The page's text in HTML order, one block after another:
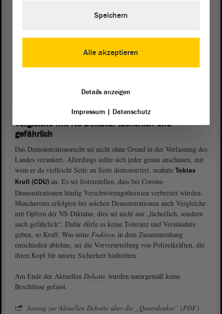
keine Verschärfung des Versammlungsrechts, sondern eine andere
Landesregierungendlich dafür sorgen, dass die Menschen die seit
Monaten an der Destabilisierung des Landes arbeiteten, aus solchen
heute in der Praxis der Versammlungsbehörden jedoch leider nichts
Vergleiche mit NS-Diktatur lächerlich und
gefährlich
Das Demonstrationsrecht sei nicht ohne Grund in der Verfassung des
Landes verankert. Allerdings sollte sich jeder genau anschauen, mit
wem er da vielleicht Seite an Seite demonstriert, mahnte Tobias
Krull (CDU) an. Es sei festzustellen, dass bei Corona-
Demonstrationen häufig Verschwörungstheorien verbreitet würden.
Mancherorts erfolgten bei solchen Demonstrationen auch Vergleiche
mit Opfern der NS-Diktatur, dies sei nicht nur „lächerlich, sondern
auch gefährlich“. Dafür dürfe es keine Toleranz und Verständnis
geben, so Krull. Was seine Fraktion in dem Zusammenhang
entschieden ablehne, sei die Vorverurteilung von Polizeikräften, die
ihren Kopf für unsere Sicherheit hinhielten.
Am Ende der Aktuellen Debatte wurden naturgemäß keine
Beschlüsse gefasst.
Antrag zur Aktuellen Debatte über die „Queerdenker“ (PDF)
Alle akzeptieren
Speichern
Details anzeigen
Impressum| Datenschutz